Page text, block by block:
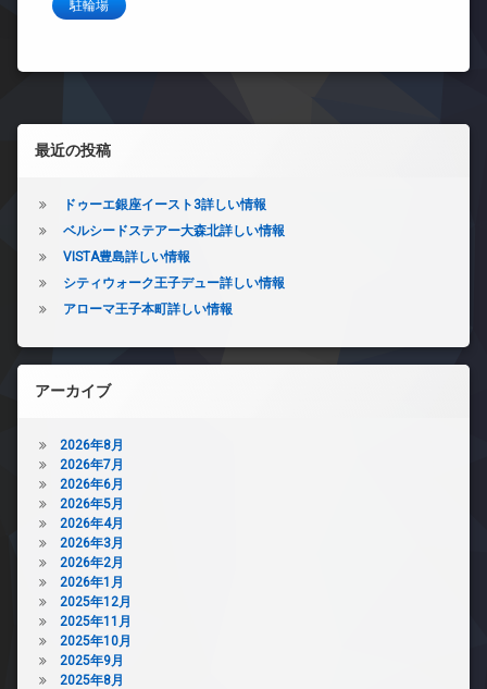
駐輪場
左サイドバー
最近の投稿
ドゥーエ銀座イースト3詳しい情報
ベルシードステアー大森北詳しい情報
VISTA豊島詳しい情報
シティウォーク王子デュー詳しい情報
アローマ王子本町詳しい情報
アーカイブ
2026年8月
2026年7月
2026年6月
2026年5月
2026年4月
2026年3月
2026年2月
2026年1月
2025年12月
2025年11月
2025年10月
2025年9月
2025年8月